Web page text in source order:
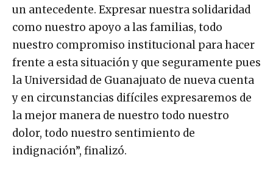
un antecedente. Expresar nuestra solidaridad
como nuestro apoyo a las familias, todo
nuestro compromiso institucional para hacer
frente a esta situación y que seguramente pues
la Universidad de Guanajuato de nueva cuenta
y en circunstancias difíciles expresaremos de
la mejor manera de nuestro todo nuestro
dolor, todo nuestro sentimiento de
indignación”, finalizó.